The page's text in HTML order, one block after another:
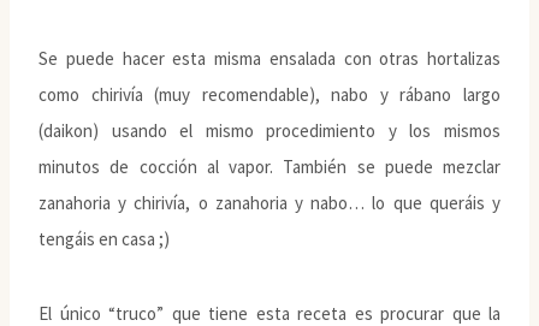
Se puede hacer esta misma ensalada con otras hortalizas
como chirivía (muy recomendable), nabo y rábano largo
(daikon) usando el mismo procedimiento y los mismos
minutos de cocción al vapor. También se puede mezclar
zanahoria y chirivía, o zanahoria y nabo… lo que queráis y
tengáis en casa ;)
El único “truco” que tiene esta receta es procurar que la